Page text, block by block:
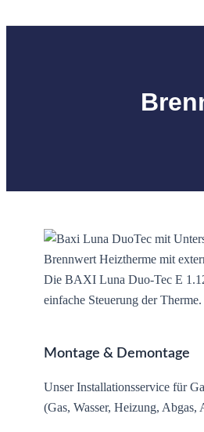
Brennwert Heiztherme mit
Die BAXI Luna Duo-Tec E
einfache Steuerung der
Montage & Demontage
Unser Installationsservice für
(Gas, Wasser, Heizung,